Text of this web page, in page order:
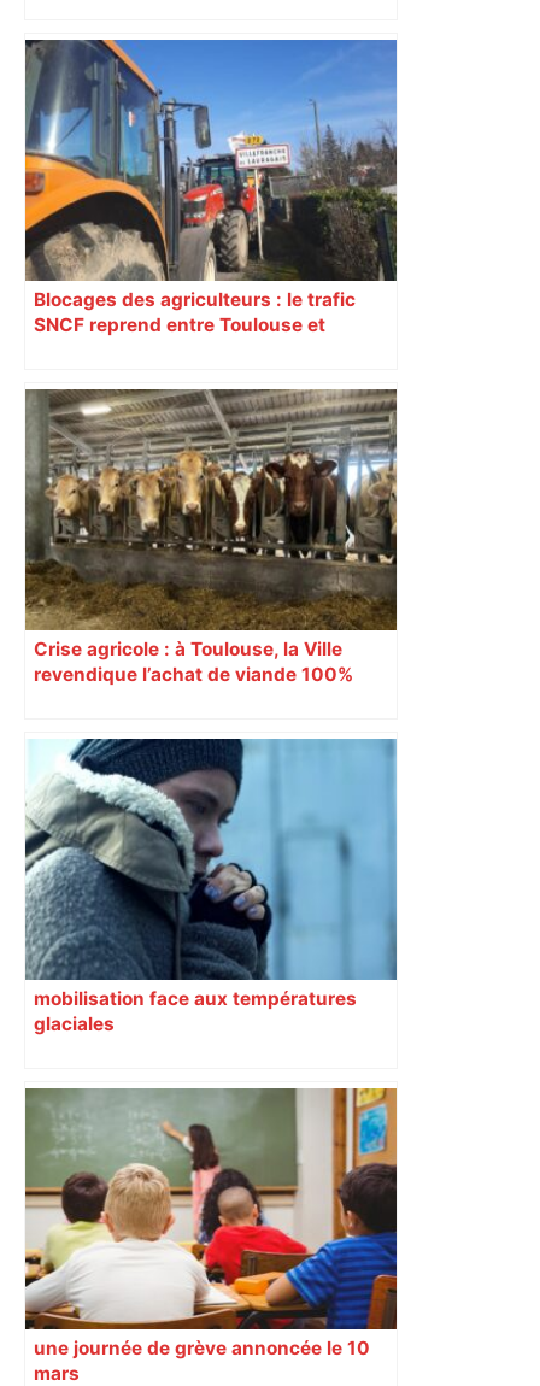
revendiquant surtout son art du jeu en
mouvement, vif et spectaculaire.
Décryptage. Série (4 / 10)
Blocages des agriculteurs : le trafic
SNCF reprend entre Toulouse et
Crise agricole : à Toulouse, la Ville
revendique l’achat de viande 100%
mobilisation face aux températures
glaciales
une journée de grève annoncée le 10
mars